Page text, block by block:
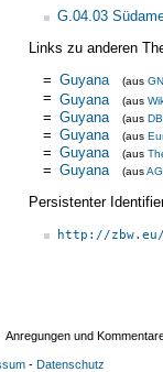
G.04.03
Links zu anderen
= Guyana (aus
= Guyana (aus
= Guyana (aus
= Guyana (aus
= Guyana (aus
= Guyana (aus
Persistenter
http://
Anregungen und
- Datenschutz